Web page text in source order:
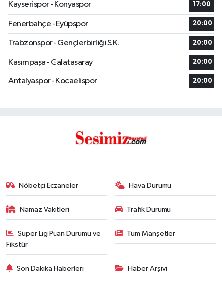
Kayserispor - Konyaspor
17:00
Fenerbahçe - Eyüpspor 20:00
Trabzonspor - Gençlerbirliği S.K. 20:00
Kasımpaşa - Galatasaray 20:00
Antalyaspor - Kocaelispor 20:00
Nöbetçi Eczaneler Hava Durumu
Namaz Vakitleri Trafik Durumu
Süper Lig Puan Durumu ve
Fikstür
Tüm Manşetler
Son Dakika Haberleri Haber Arşivi